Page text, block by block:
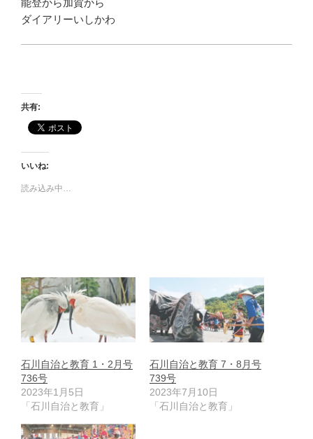
能登から加賀から
ダイアリーいしかわ
共有:
いいね:
読み込み中…
石川自治と教育 1・2月号
736号
2023年1月5日
「石川自治と教育」
石川自治と教育 7・8月号
739号
2023年7月10日
「石川自治と教育」